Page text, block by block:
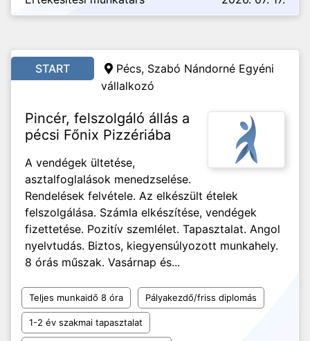
START
Pécs, Szabó Nándorné Egyéni
vállalkozó
Pincér, felszolgáló állás a
pécsi Főnix Pizzériába
A vendégek ültetése,
asztalfoglalások menedzselése.
Rendelések felvétele. Az elkészült ételek
felszolgálása. Számla elkészítése, vendégek
fizettetése. Pozitív szemlélet. Tapasztalat. Angol
nyelvtudás. Biztos, kiegyensúlyozott munkahely.
8 órás műszak. Vasárnap és...
Teljes munkaidő 8 óra Pályakezdő/friss diplomás
1-2 év szakmai tapasztalat